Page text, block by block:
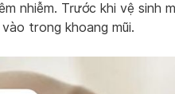
nhiễm. Trước khi vệ sinh
trong khoang mũi.